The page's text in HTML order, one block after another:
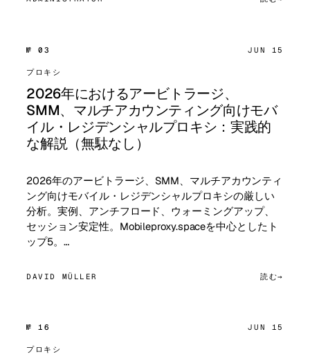
№ 03 JUN 15
プロキシ
2026年におけるアービトラージ、
SMM、マルチアカウンティング向けモバ
イル・レジデンシャルプロキシ：実践的
な解説（無駄なし）
2026年のアービトラージ、SMM、マルチアカウンティ
ング向けモバイル・レジデンシャルプロキシの厳しい
分析。実例、アンチフロード、ウォーミングアップ、
セッション安定性。Mobileproxy.spaceを中心としたト
ップ5。…
DAVID MÜLLER 読む
№ 16 JUN 15
プロキシ